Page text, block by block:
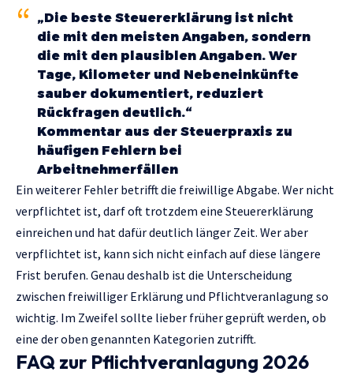
„Die beste Steuererklärung ist nicht
die mit den meisten Angaben, sondern
die mit den plausiblen Angaben. Wer
Tage, Kilometer und Nebeneinkünfte
sauber dokumentiert, reduziert
Rückfragen deutlich.“
Kommentar aus der Steuerpraxis zu
häufigen Fehlern bei
Arbeitnehmerfällen
Ein weiterer Fehler betrifft die freiwillige Abgabe. Wer nicht
verpflichtet ist, darf oft trotzdem eine Steuererklärung
einreichen und hat dafür deutlich länger Zeit. Wer aber
verpflichtet ist, kann sich nicht einfach auf diese längere
Frist berufen. Genau deshalb ist die Unterscheidung
zwischen freiwilliger Erklärung und Pflichtveranlagung so
wichtig. Im Zweifel sollte lieber früher geprüft werden, ob
eine der oben genannten Kategorien zutrifft.
FAQ zur Pflichtveranlagung 2026